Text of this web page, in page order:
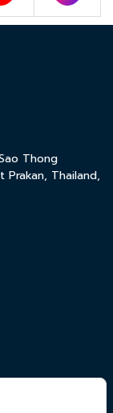
Thong
Thailand,